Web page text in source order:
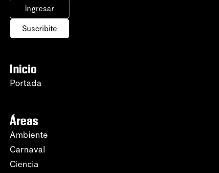
Ingresar
Suscribite
Inicio
Portada
Áreas
Ambiente
Carnaval
Ciencia